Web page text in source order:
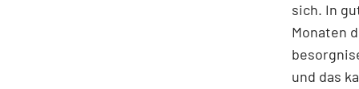
sich. In
Monaten
und das